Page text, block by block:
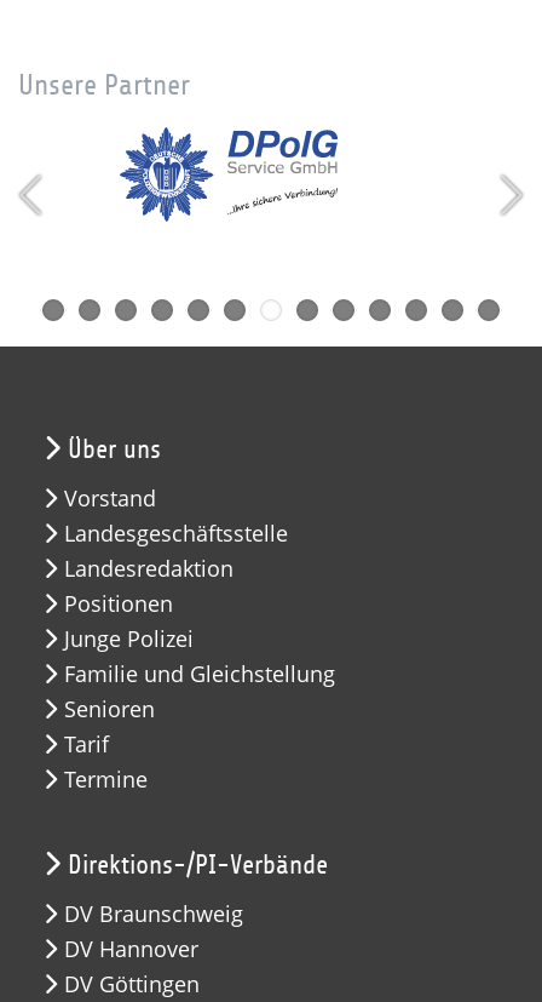
Unsere Partner
Über uns
Vorstand
Landesgeschäftsstelle
Landesredaktion
Positionen
Junge Polizei
Familie und Gleichstellung
Senioren
Tarif
Termine
Direktions-/PI-Verbände
DV Braunschweig
DV Hannover
DV Göttingen